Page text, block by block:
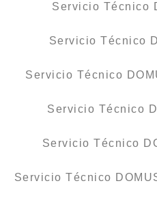
Servicio Técnico
Servicio Técnico
Servicio Técnico
Servicio Técnico
Servicio Técnico
Servicio Técnico